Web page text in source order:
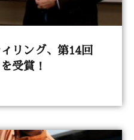
リング、第14回
受賞！